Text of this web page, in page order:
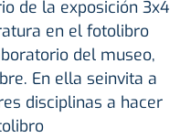
de la exposición 3x4
en el fotolibro
del museo,
En ella seinvita a
disciplinas a hacer